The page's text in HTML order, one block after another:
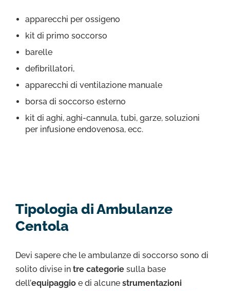
apparecchi per ossigeno
kit di primo soccorso
barelle
defibrillatori,
apparecchi di ventilazione manuale
borsa di soccorso esterno
kit di aghi, aghi-cannula, tubi, garze, soluzioni
per infusione endovenosa, ecc.
Tipologia di Ambulanze
Centola
Devi sapere che le ambulanze di soccorso sono di
solito divise in tre categorie sulla base
dell’equipaggio e di alcune strumentazioni